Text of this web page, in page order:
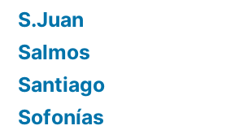
S.Juan
Salmos
Santiago
Sofonías